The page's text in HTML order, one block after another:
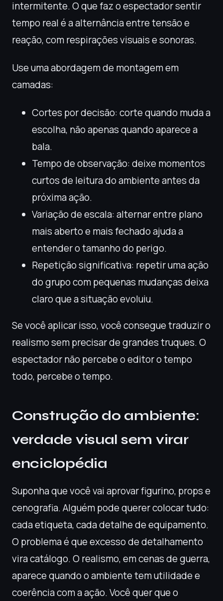
intermitente. O que faz o espectador sentir
tempo real é a alternância entre tensão e
reação, com respirações visuais e sonoras.
Use uma abordagem de montagem em
camadas:
Cortes por decisão: corte quando muda a
escolha, não apenas quando aparece a
bala.
Tempo de observação: deixe momentos
curtos de leitura do ambiente antes da
próxima ação.
Variação de escala: alternar entre plano
mais aberto e mais fechado ajuda a
entender o tamanho do perigo.
Repetição significativa: repetir uma ação
do grupo com pequenas mudanças deixa
claro que a situação evoluiu.
Se você aplicar isso, você consegue traduzir o
realismo sem precisar de grandes truques. O
espectador não percebe o editor o tempo
todo, percebe o tempo.
Construção do ambiente:
verdade visual sem virar
enciclopédia
Suponha que você vai aprovar figurino, props e
cenografia. Alguém pode querer colocar tudo:
cada etiqueta, cada detalhe de equipamento.
O problema é que excesso de detalhamento
vira catálogo. O realismo, em cenas de guerra,
aparece quando o ambiente tem utilidade e
coerência com a ação. Você quer que o